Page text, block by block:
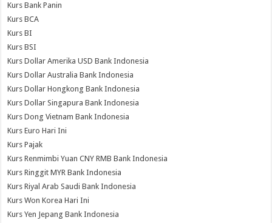
Kurs Bank Panin
Kurs BCA
Kurs BI
Kurs BSI
Kurs Dollar Amerika USD Bank Indonesia
Kurs Dollar Australia Bank Indonesia
Kurs Dollar Hongkong Bank Indonesia
Kurs Dollar Singapura Bank Indonesia
Kurs Dong Vietnam Bank Indonesia
Kurs Euro Hari Ini
Kurs Pajak
Kurs Renmimbi Yuan CNY RMB Bank Indonesia
Kurs Ringgit MYR Bank Indonesia
Kurs Riyal Arab Saudi Bank Indonesia
Kurs Won Korea Hari Ini
Kurs Yen Jepang Bank Indonesia